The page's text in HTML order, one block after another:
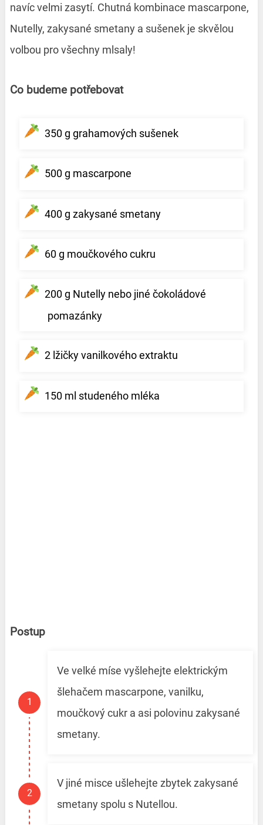
navíc velmi zasytí. Chutná kombinace mascarpone,
Nutelly, zakysané smetany a sušenek je skvělou
volbou pro všechny mlsaly!
Co budeme potřebovat
350 g grahamových sušenek
500 g mascarpone
400 g zakysané smetany
60 g moučkového cukru
200 g Nutelly nebo jiné čokoládové
pomazánky
2 lžičky vanilkového extraktu
150 ml studeného mléka
Postup
Ve velké míse vyšlehejte elektrickým
šlehačem mascarpone, vanilku,
moučkový cukr a asi polovinu zakysané
smetany.
V jiné misce ušlehejte zbytek zakysané
smetany spolu s Nutellou.